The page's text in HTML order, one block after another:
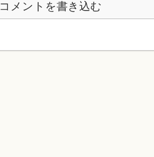
コメントを書き込む